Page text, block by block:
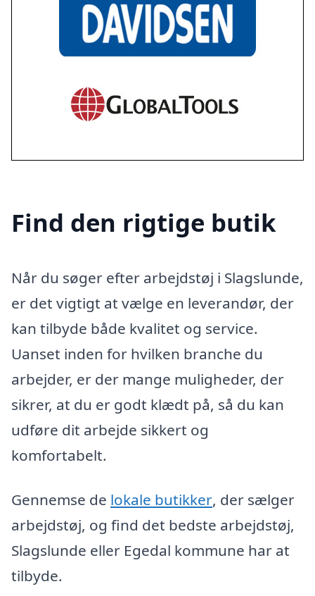
Find den rigtige butik
Når du søger efter arbejdstøj i Slagslunde,
er det vigtigt at vælge en leverandør, der
kan tilbyde både kvalitet og service.
Uanset inden for hvilken branche du
arbejder, er der mange muligheder, der
sikrer, at du er godt klædt på, så du kan
udføre dit arbejde sikkert og
komfortabelt.
Gennemse de lokale butikker, der sælger
arbejdstøj, og find det bedste arbejdstøj,
Slagslunde eller Egedal kommune har at
tilbyde.